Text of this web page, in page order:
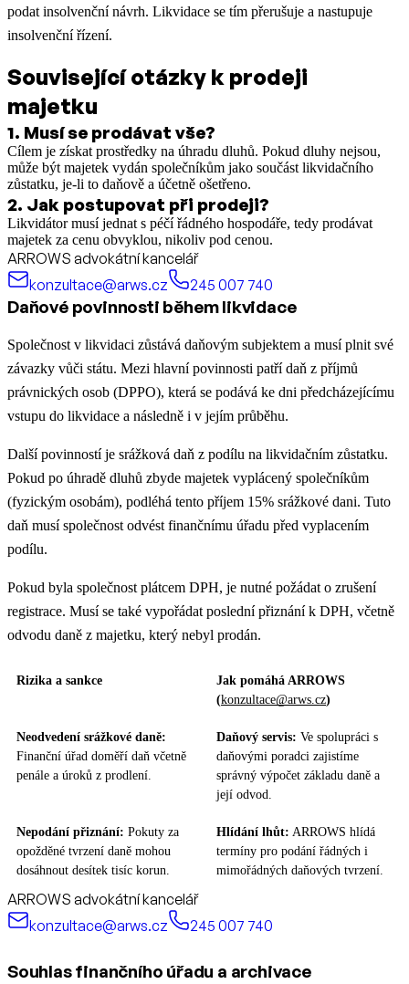
podat insolvenční návrh. Likvidace se tím přerušuje a nastupuje
insolvenční řízení.
Související otázky k prodeji
majetku
1. Musí se prodávat vše?
Cílem je získat prostředky na úhradu dluhů. Pokud dluhy nejsou,
může být majetek vydán společníkům jako součást likvidačního
zůstatku, je-li to daňově a účetně ošetřeno.
2. Jak postupovat při prodeji?
Likvidátor musí jednat s péčí řádného hospodáře, tedy prodávat
majetek za cenu obvyklou, nikoliv pod cenou.
ARROWS advokátní kancelář
konzultace@arws.cz
245 007 740
Daňové povinnosti během likvidace
Společnost v likvidaci zůstává daňovým subjektem a musí plnit své
závazky vůči státu. Mezi hlavní povinnosti patří daň z příjmů
právnických osob (DPPO), která se podává ke dni předcházejícímu
vstupu do likvidace a následně i v jejím průběhu.
Další povinností je srážková daň z podílu na likvidačním zůstatku.
Pokud po úhradě dluhů zbyde majetek vyplácený společníkům
(fyzickým osobám), podléhá tento příjem 15% srážkové dani. Tuto
daň musí společnost odvést finančnímu úřadu před vyplacením
podílu.
Pokud byla společnost plátcem DPH, je nutné požádat o zrušení
registrace. Musí se také vypořádat poslední přiznání k DPH, včetně
odvodu daně z majetku, který nebyl prodán.
Rizika a sankce
Jak pomáhá ARROWS
(konzultace@arws.cz)
Neodvedení srážkové daně:
Finanční úřad doměří daň včetně
penále a úroků z prodlení.
Daňový servis: Ve spolupráci s
daňovými poradci zajistíme
správný výpočet základu daně a
její odvod.
Nepodání přiznání: Pokuty za
opožděné tvrzení daně mohou
dosáhnout desítek tisíc korun.
Hlídání lhůt: ARROWS hlídá
termíny pro podání řádných i
mimořádných daňových tvrzení.
ARROWS advokátní kancelář
konzultace@arws.cz
245 007 740
Souhlas finančního úřadu a archivace